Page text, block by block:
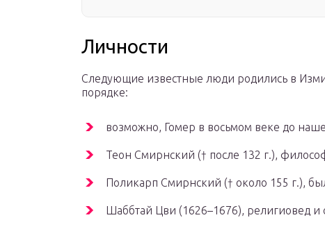
Личности
Следующие известные люди родились в
порядке:
возможно, Гомер в восьмом веке до
Теон Смирнский († после 132 г.),
Поликарп Смирнский († около 155 г.),
Шаббтай Цви (1626–1676), религиовед